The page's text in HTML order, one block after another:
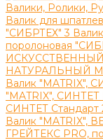
Валики, Ролики,
Валик для
"СИБРТЕХ"3
поролоновая
НАТУРАЛЬНЫЙ
Валик "MATRIX",
"MATRIX", СИНТЕТ
СИНТЕТ Стандарт
Валик "MATRIX",
ГРЕЙТЕКС PRO,